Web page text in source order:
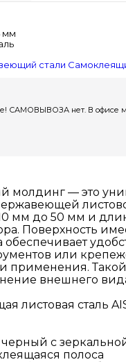
мм
стали
САМОВЫВОЗА нет. В офисе мы
молдинг — это
мм до 50 мм и
Поверхность
или
применения.
внешнего
листовая сталь
черный с
полоса